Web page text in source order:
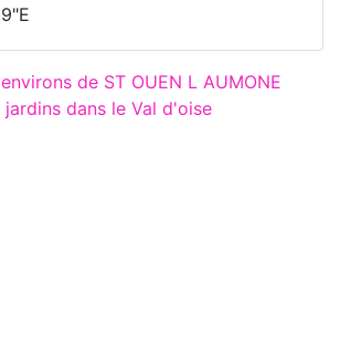
de ST OUEN L AUMONE
dans le Val d'oise